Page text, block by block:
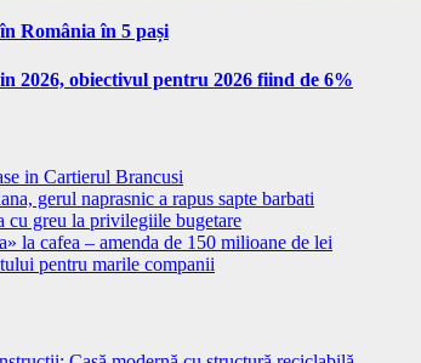
România în 5 pași
2026, obiectivul pentru 2026 fiind de 6%
in Cartierul Brancusi
gerul naprasnic a rapus sapte barbati
cu greu la privilegiile bugetare
la cafea – amenda de 150 milioane de lei
pentru marile companii